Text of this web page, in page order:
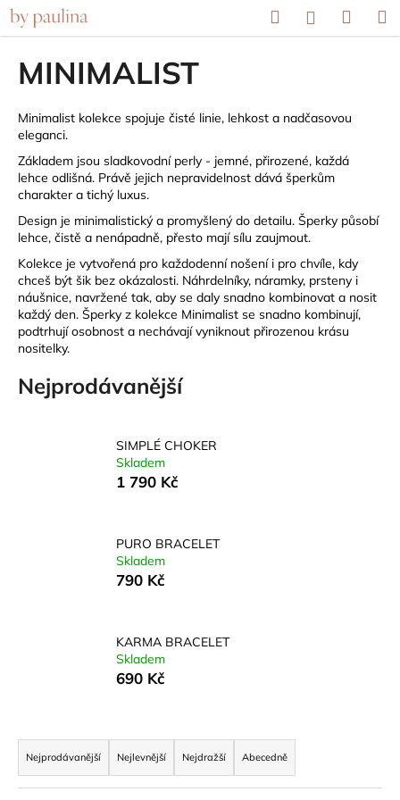
Přejít
na
obsah
HledatPřihlášení
MINIMALIST
Minimalist kolekce spojuje čisté linie, lehkost a nadčasovou
eleganci.
Základem jsou sladkovodní perly - jemné, přirozené, každá
lehce odlišná. Právě jejich nepravidelnost dává šperkům
charakter a tichý luxus.
Design je minimalistický a promyšlený do detailu. Šperky působí
lehce, čistě a nenápadně, přesto mají sílu zaujmout.
Kolekce je vytvořená pro každodenní nošení i pro chvíle, kdy
chceš být šik bez okázalosti. Náhrdelníky, náramky, prsteny i
náušnice, navržené tak, aby se daly snadno kombinovat a nosit
každý den. Šperky z kolekce Minimalist se snadno kombinují,
podtrhují osobnost a nechávají vyniknout přirozenou krásu
nositelky.
Nejprodávanější
SIMPLÉ CHOKER
Skladem
1 790 Kč
PURO BRACELET
Skladem
790 Kč
KARMA BRACELET
Skladem
690 Kč
Ř
a
z
Nejprodávanější Nejlevnější Nejdražší Abecedně
K
o
o
p
o
t
ř
e
b
u
j
e
t
e
n
o
u